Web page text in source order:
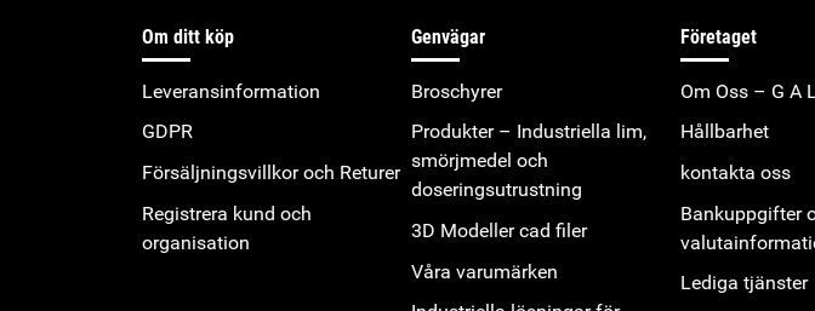
Om ditt köp
Leveransinformation
GDPR
Försäljningsvillkor och Returer
Registrera kund och
organisation
Genvägar
Broschyrer
Produkter – Industriella lim,
smörjmedel och
doseringsutrustning
3D Modeller cad filer
Våra varumärken
Företaget
Om Oss – G A
Hållbarhet
kontakta oss
Bankuppgifter
Lediga tjänster